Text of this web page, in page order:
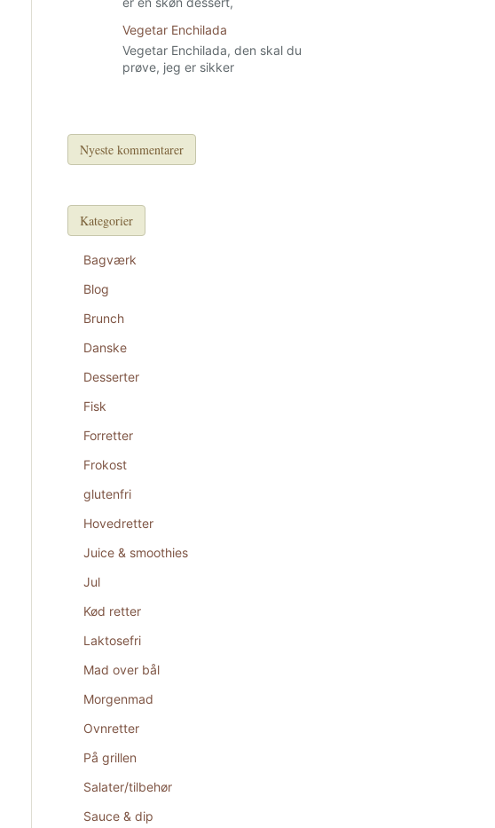
Vegetar Enchilada
Vegetar Enchilada, den skal du
prøve, jeg er sikker
Nyeste kommentarer
Kategorier
Bagværk
Blog
Brunch
Danske
Desserter
Fisk
Forretter
Frokost
glutenfri
Hovedretter
Juice & smoothies
Jul
Kød retter
Laktosefri
Mad over bål
Morgenmad
Ovnretter
På grillen
Salater/tilbehør
Sauce & dip